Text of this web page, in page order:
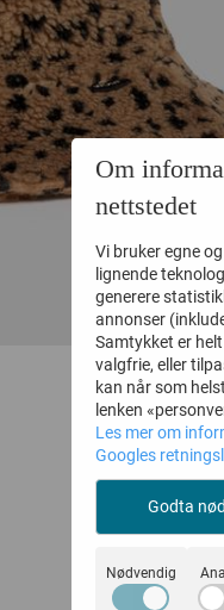
Om
nettstedet
Vi bruker egne
lignende
generere
annonser
Samtykket er
valgfrie, eller
kan når som
lenken
Les mer om
Googles
Godta
Nødvendig